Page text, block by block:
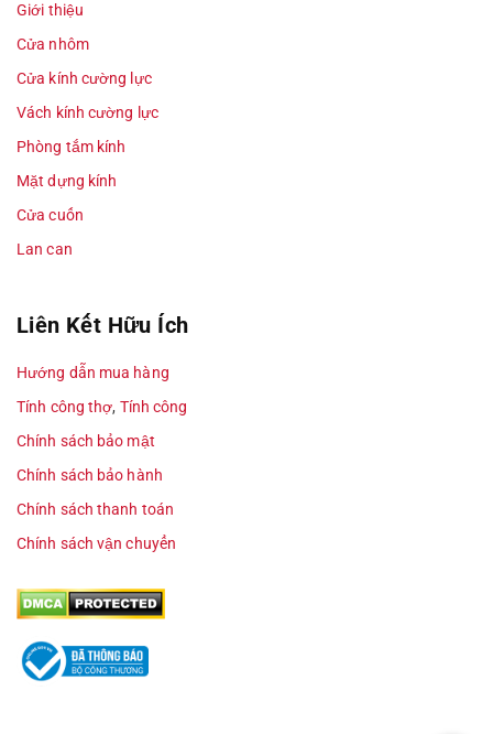
Giới thiệu
Cửa nhôm
Cửa kính cường lực
Vách kính cường lực
Phòng tắm kính
Mặt dựng kính
Cửa cuốn
Lan can
Liên Kết Hữu Ích
Hướng dẫn mua hàng
Tính công thợ, Tính công
Chính sách bảo mật
Chính sách bảo hành
Chính sách thanh toán
Chính sách vận chuyển